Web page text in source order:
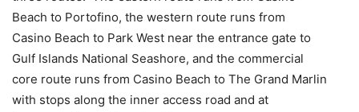
Beach to Portofino, the western route runs from
Casino Beach to Park West near the entrance gate to
Gulf Islands National Seashore, and the commercial
core route runs from Casino Beach to The Grand Marlin
with stops along the inner access road and at